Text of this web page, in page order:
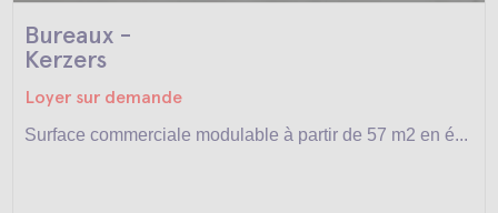
Bureaux -
Kerzers
Loyer sur demande
Surface commerciale modulable à partir de 57 m2 en é...